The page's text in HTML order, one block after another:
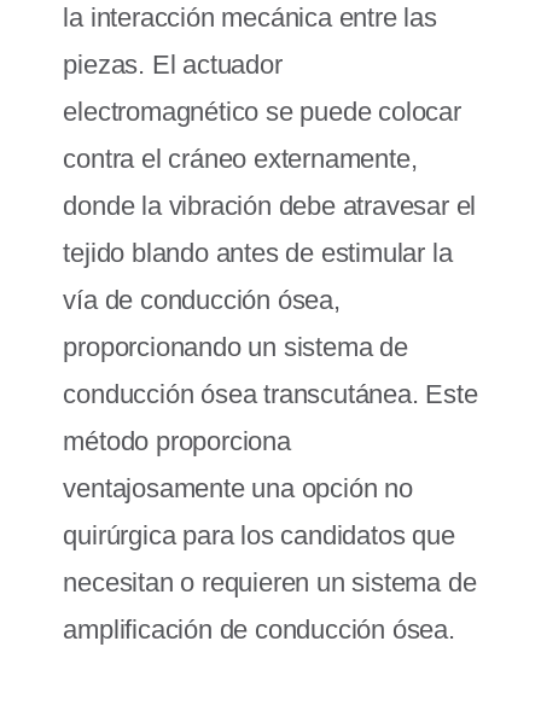
la interacción mecánica entre las
piezas. El actuador
electromagnético se puede colocar
contra el cráneo externamente,
donde la vibración debe atravesar el
tejido blando antes de estimular la
vía de conducción ósea,
proporcionando un sistema de
conducción ósea transcutánea. Este
método proporciona
ventajosamente una opción no
quirúrgica para los candidatos que
necesitan o requieren un sistema de
amplificación de conducción ósea.